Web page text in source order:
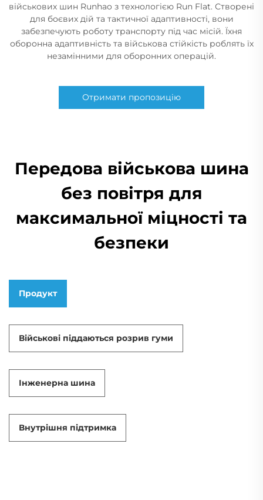
військових шин Runhao з технологією Run Flat. Створені
для боєвих дій та тактичної адаптивності, вони
забезпечують роботу транспорту під час місій. Їхня
оборонна адаптивність та військова стійкість роблять їх
незамінними для оборонних операцій.
Отримати пропозицію
Передова військова шина
без повітря для
максимальної міцності та
безпеки
Продукт
Військові піддаються розрив гуми
Інженерна шина
Внутрішня підтримка